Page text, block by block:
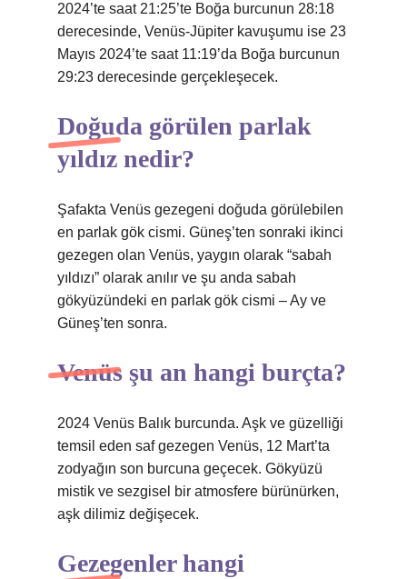
2024’te saat 21:25’te Boğa burcunun 28:18
derecesinde, Venüs-Jüpiter kavuşumu ise 23
Mayıs 2024’te saat 11:19’da Boğa burcunun
29:23 derecesinde gerçekleşecek.
Doğuda görülen parlak
yıldız nedir?
Şafakta Venüs gezegeni doğuda görülebilen
en parlak gök cismi. Güneş’ten sonraki ikinci
gezegen olan Venüs, yaygın olarak “sabah
yıldızı” olarak anılır ve şu anda sabah
gökyüzündeki en parlak gök cismi – Ay ve
Güneş’ten sonra.
Venüs şu an hangi burçta?
2024 Venüs Balık burcunda. Aşk ve güzelliği
temsil eden saf gezegen Venüs, 12 Mart’ta
zodyağın son burcuna geçecek. Gökyüzü
mistik ve sezgisel bir atmosfere bürünürken,
aşk dilimiz değişecek.
Gezegenler hangi